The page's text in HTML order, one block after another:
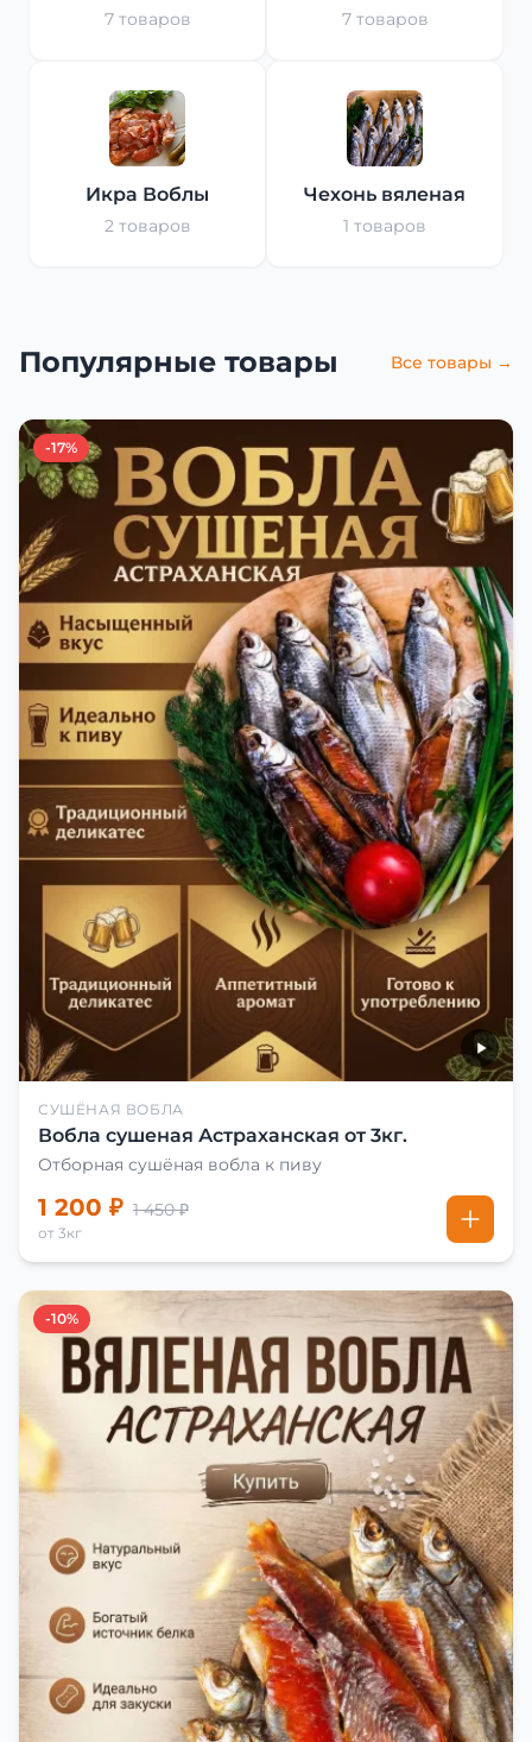
7 товаров 7 товаров
Икра Воблы
2 товаров
Чехонь вяленая
1 товаров
Популярные товары Все товары →
-17%
СУШЁНАЯ ВОБЛА
Вобла сушеная Астраханская от 3кг.
Отборная сушёная вобла к пиву
1 200 ₽ 1 450 ₽
от 3кг
-10%